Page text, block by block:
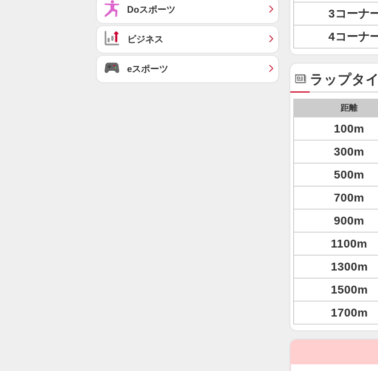
3コーナ
4コーナ
ラップタ
距離
100m
300m
500m
700m
900m
1100m
1300m
1500m
1700m
Doスポーツ
ビジネス
eスポーツ